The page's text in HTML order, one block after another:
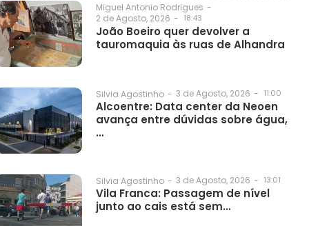
Miguel Antonio Rodrigues -
2 de Agosto, 2026 - 18:43
João Boeiro quer devolver a
tauromaquia às ruas de Alhandra
Silvia Agostinho - 3 de Agosto, 2026 - 11:00
Alcoentre: Data center da Neoen
avança entre dúvidas sobre água,
…
Silvia Agostinho - 3 de Agosto, 2026 - 13:01
Vila Franca: Passagem de nível
junto ao cais está sem…